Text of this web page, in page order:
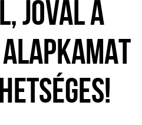
JÓVAL A